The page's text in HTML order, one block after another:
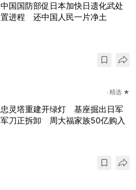
中国国防部促日本加快日遗化武处
置进程 还中国人民一片净土
精选 ★
忠灵塔重建开绿灯 基座掘出日军
军刀正拆卸 周大福家族50亿购入